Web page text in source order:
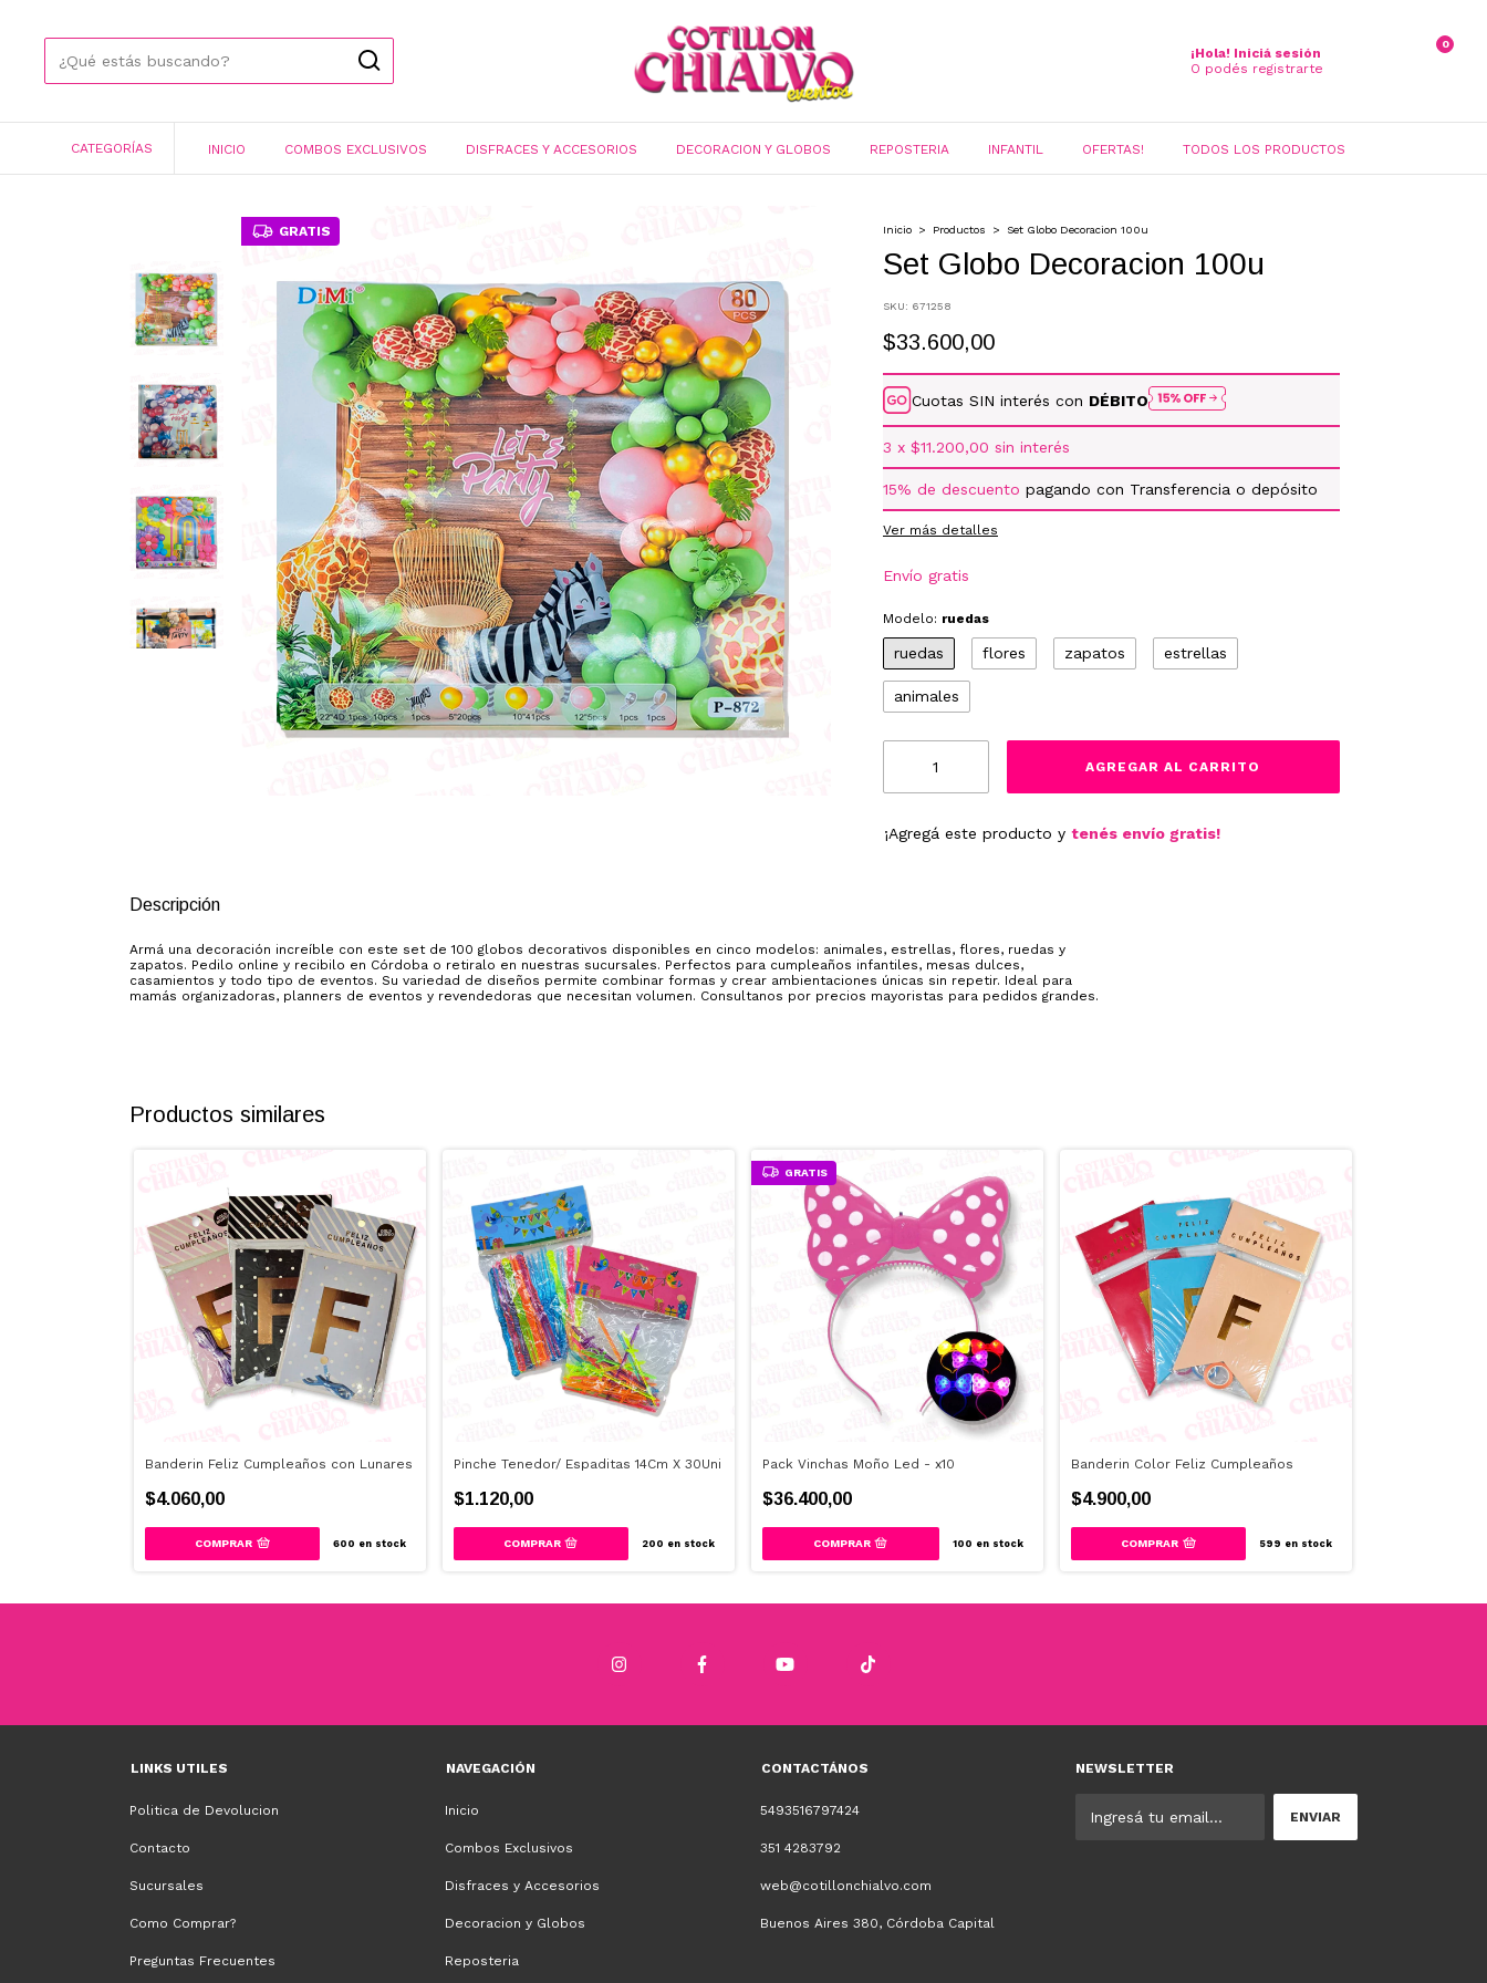
¡Hola! Iniciá sesión
O podés registrarte
0
CATEGORÍAS INICIO COMBOS EXCLUSIVOS DISFRACES Y ACCESORIOS DECORACION Y GLOBOS REPOSTERIA INFANTIL OFERTAS! TODOS LOS PRODUCTOS
GRATIS Inicio > Productos > Set Globo Decoracion 100u
Set Globo Decoracion 100u
SKU: 671258
$33.600,00
Cuotas SIN interés con DÉBITO
3 x $11.200,00 sin interés
15% de descuento pagando con Transferencia o depósito
Ver más detalles
Envío gratis
Modelo: ruedas
ruedas flores zapatos estrellas
animales
¡Agregá este producto y tenés envío gratis!
Descripción
Armá una decoración increíble con este set de 100 globos decorativos disponibles en cinco modelos: animales, estrellas, flores, ruedas y
zapatos. Pedilo online y recibilo en Córdoba o retiralo en nuestras sucursales. Perfectos para cumpleaños infantiles, mesas dulces,
casamientos y todo tipo de eventos. Su variedad de diseños permite combinar formas y crear ambientaciones únicas sin repetir. Ideal para
mamás organizadoras, planners de eventos y revendedoras que necesitan volumen. Consultanos por precios mayoristas para pedidos grandes.
Productos similares
Banderin Feliz Cumpleaños con Lunares
$4.060,00
COMPRAR 600 en stock
Pinche Tenedor/ Espaditas 14Cm X 30Uni
$1.120,00
200 en stock
GRATIS
Pack Vinchas Moño Led - x10
$36.400,00
100 en stock
Banderin Color Feliz Cumpleaños
$4.900,00
COMPRAR 599 en stock
LINKS UTILES
Politica de Devolucion
Contacto
Sucursales
Como Comprar?
Preguntas Frecuentes
NAVEGACIÓN
Inicio
Combos Exclusivos
Disfraces y Accesorios
Decoracion y Globos
Reposteria
CONTACTÁNOS
5493516797424
351 4283792
web@cotillonchialvo.com
Buenos Aires 380, Córdoba Capital
NEWSLETTER